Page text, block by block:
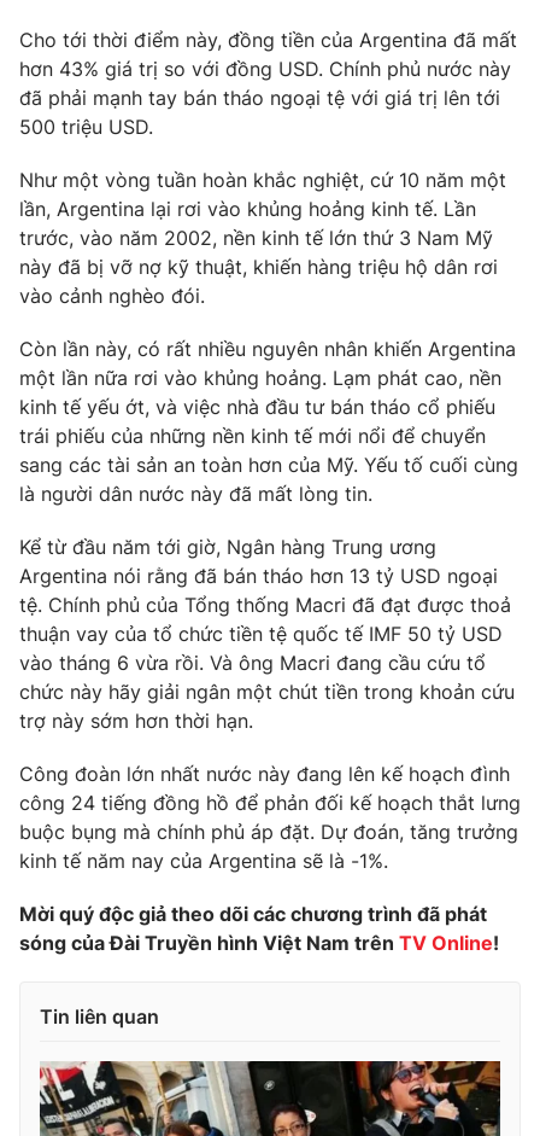
Phim VTV
Hậu trường
Khán giả
Giải sao mai
Giải trí
Điện ảnh
Âm nhạc
Sao
Du lịch
Làm đẹp
Chất lượng cuộc sống
Giáo dục
Tuyển sinh
Công nghệ
Hitech Công nghệ tương lai
Sản phẩm
Thị trường
Tư vấn
Giao lưu trực tuyến
Lịch phát sóng
Emagazine Podcast
Photo Infographic
Video Shorts video
VTV Money VTV Thể thao
VTV Sức khoẻ Bất động sản
Thị trường 24h Tấm lòng Việt
VTV9 VTV8
Liên hệ tòa soạn English
Cho tới thời điểm này, đồng tiền của Argentina đã mất
hơn 43% giá trị so với đồng USD. Chính phủ nước này
đã phải mạnh tay bán tháo ngoại tệ với giá trị lên tới
500 triệu USD.
Như một vòng tuần hoàn khắc nghiệt, cứ 10 năm một
lần, Argentina lại rơi vào khủng hoảng kinh tế. Lần
trước, vào năm 2002, nền kinh tế lớn thứ 3 Nam Mỹ
này đã bị vỡ nợ kỹ thuật, khiến hàng triệu hộ dân rơi
vào cảnh nghèo đói.
Còn lần này, có rất nhiều nguyên nhân khiến Argentina
một lần nữa rơi vào khủng hoảng. Lạm phát cao, nền
kinh tế yếu ớt, và việc nhà đầu tư bán tháo cổ phiếu
trái phiếu của những nền kinh tế mới nổi để chuyển
sang các tài sản an toàn hơn của Mỹ. Yếu tố cuối cùng
là người dân nước này đã mất lòng tin.
Kể từ đầu năm tới giờ, Ngân hàng Trung ương
Argentina nói rằng đã bán tháo hơn 13 tỷ USD ngoại
tệ. Chính phủ của Tổng thống Macri đã đạt được thoả
thuận vay của tổ chức tiền tệ quốc tế IMF 50 tỷ USD
vào tháng 6 vừa rồi. Và ông Macri đang cầu cứu tổ
chức này hãy giải ngân một chút tiền trong khoản cứu
trợ này sớm hơn thời hạn.
Công đoàn lớn nhất nước này đang lên kế hoạch đình
công 24 tiếng đồng hồ để phản đối kế hoạch thắt lưng
buộc bụng mà chính phủ áp đặt. Dự đoán, tăng trưởng
kinh tế năm nay của Argentina sẽ là -1%.
Mời quý độc giả theo dõi các chương trình đã phát
sóng của Đài Truyền hình Việt Nam trên TV Online!
Tin liên quan